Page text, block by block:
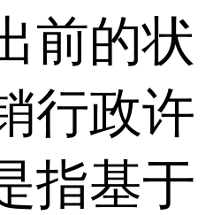
前的状
行政许
指基于